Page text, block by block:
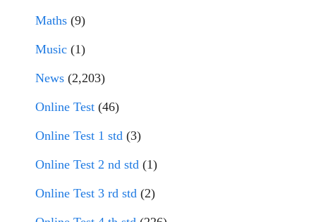
Maths (9)
Music (1)
News (2,203)
Online Test (46)
Online Test 1 std (3)
Online Test 2 nd std (1)
Online Test 3 rd std (2)